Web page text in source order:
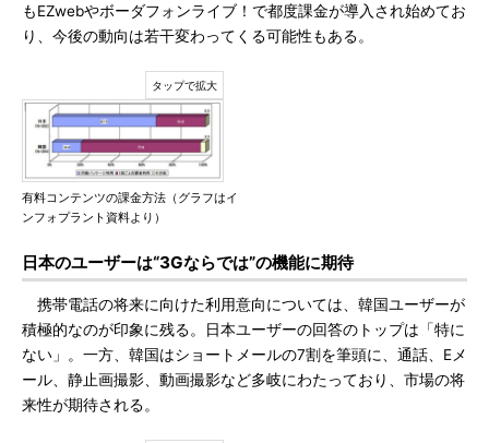
もEZwebやボーダフォンライブ！で都度課金が導入され始めてお
り、今後の動向は若干変わってくる可能性もある。
有料コンテンツの課金方法（グラフはイ
ンフォプラント資料より）
日本のユーザーは“3Gならでは”の機能に期待
携帯電話の将来に向けた利用意向については、韓国ユーザーが
積極的なのが印象に残る。日本ユーザーの回答のトップは「特に
ない」。一方、韓国はショートメールの7割を筆頭に、通話、Eメ
ール、静止画撮影、動画撮影など多岐にわたっており、市場の将
来性が期待される。